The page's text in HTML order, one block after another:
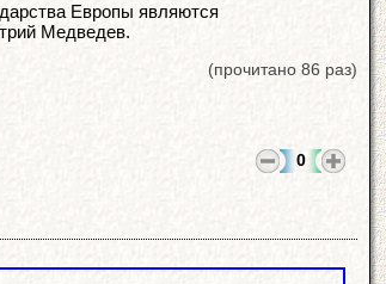
Европы являются
Медведев.
(прочитано 86 раз)
0